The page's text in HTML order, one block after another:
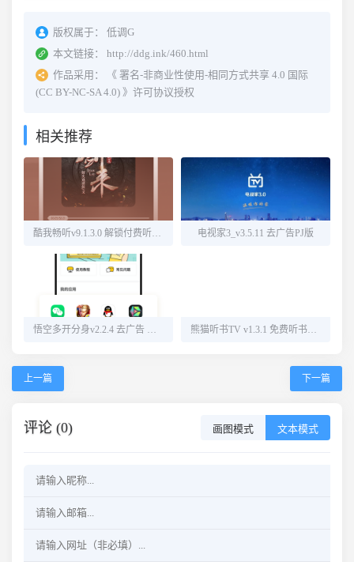
版权属于：
低调G
本文链接：
http://ddg.ink/460.html
作品采用：
《 署名-非商业性使用-相同方式共享 4.0 国际
(CC BY-NC-SA 4.0) 》许可协议授权
相关推荐
酷我畅听v9.1.3.0 解锁付费听书源 电视家3_v3.5.11 去广告PJ版
悟空多开分身v2.2.4 去广告 解锁会员 熊猫听书TV v1.3.1 免费听书神器
上一篇 下一篇
评论 (0) 画图模式 文本模式